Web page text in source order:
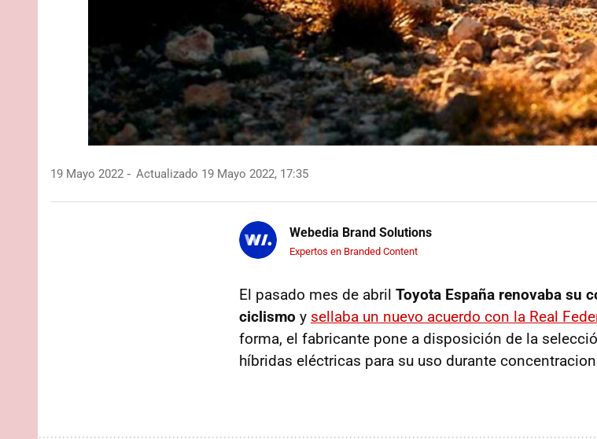
19 Mayo 2022 Actualizado 19 Mayo 2022, 17:35
Webedia Brand Solutions
Expertos en Branded Content
El pasado mes de abril Toyota España renovaba su
ciclismo y sellaba un nuevo acuerdo con la Real
forma, el fabricante pone a disposición de la
híbridas eléctricas para su uso durante